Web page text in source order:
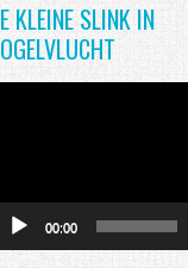
KLEINE SLINK IN
00:00